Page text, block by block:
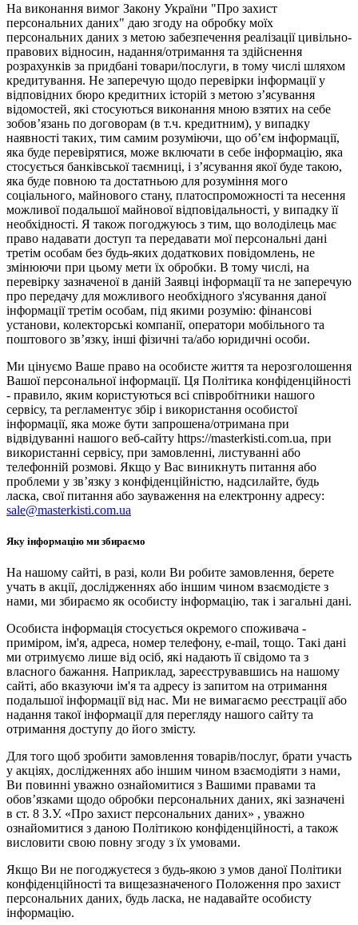
На виконання вимог Закону України "Про захист
персональних даних" даю згоду на обробку моїх
персональних даних з метою забезпечення реалізації цивільно-
правових відносин, надання/отримання та здійснення
розрахунків за придбані товари/послуги, в тому числі шляхом
кредитування. Не заперечую щодо перевірки інформації у
відповідних бюро кредитних історій з метою з’ясування
відомостей, які стосуються виконання мною взятих на себе
зобов’язань по договорам (в т.ч. кредитним), у випадку
наявності таких, тим самим розуміючи, що об’єм інформації,
яка буде перевірятися, може включати в себе інформацію, яка
стосується банківської таємниці, і з’ясування якої буде такою,
яка буде повною та достатньою для розуміння мого
соціального, майнового стану, платоспроможності та несення
можливої подальшої майнової відповідальності, у випадку її
необхідності. Я також погоджуюсь з тим, що володілець має
право надавати доступ та передавати мої персональні дані
третім особам без будь-яких додаткових повідомлень, не
змінюючи при цьому мети їх обробки. В тому числі, на
перевірку зазначеної в даній Заявці інформації та не заперечую
про передачу для можливого необхідного з'ясування даної
інформації третім особам, під якими розумію: фінансові
установи, колекторські компанії, оператори мобільного та
поштового зв’язку, інші фізичні та/або юридичні особи.
Ми цінуємо Ваше право на особисте життя та нерозголошення
Вашої персональної інформації. Ця Політика конфіденційності
- правило, яким користуються всі співробітники нашого
сервісу, та регламентує збір і використання особистої
інформації, яка може бути запрошена/отримана при
відвідуванні нашого веб-сайту https://masterkisti.com.ua, при
використанні сервісу, при замовленні, листуванні або
телефонній розмові. Якщо у Вас виникнуть питання або
проблеми у зв’язку з конфіденційністю, надсилайте, будь
ласка, свої питання або зауваження на електронну адресу:
sale@masterkisti.com.ua
Яку інформацію ми збираємо
На нашому сайті, в разі, коли Ви робите замовлення, берете
учать в акції, дослідженнях або іншим чином взаємодієте з
нами, ми збираємо як особисту інформацію, так і загальні дані.
Особиста інформація стосується окремого споживача -
приміром, ім'я, адреса, номер телефону, e-mail, тощо. Такі дані
ми отримуємо лише від осіб, які надають її свідомо та з
власного бажання. Наприклад, зареєструвавшись на нашому
сайті, або вказуючи ім'я та адресу із запитом на отримання
подальшої інформації від нас. Ми не вимагаємо реєстрації або
надання такої інформації для перегляду нашого сайту та
отримання доступу до його змісту.
Для того щоб зробити замовлення товарів/послуг, брати участь
у акціях, дослідженнях або іншим чином взаємодіяти з нами,
Ви повинні уважно ознайомитися з Вашими правами та
обов’язками щодо обробки персональних даних, які зазначені
в ст. 8 З.У. «Про захист персональних даних» , уважно
ознайомитися з даною Політикою конфіденційності, а також
висловити свою повну згоду з їх умовами.
Якщо Ви не погоджуєтеся з будь-якою з умов даної Політики
конфіденційності та вищезазначеного Положення про захист
персональних даних, будь ласка, не надавайте особисту
інформацію.